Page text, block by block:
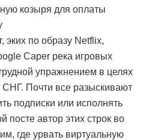
козыря для оплаты
эких по образу Netflix,
Caper река игровых
упражнением в целях
Почти все разыскивают
подписки или исполнять
посте автор этих строк во
где урвать виртуальную